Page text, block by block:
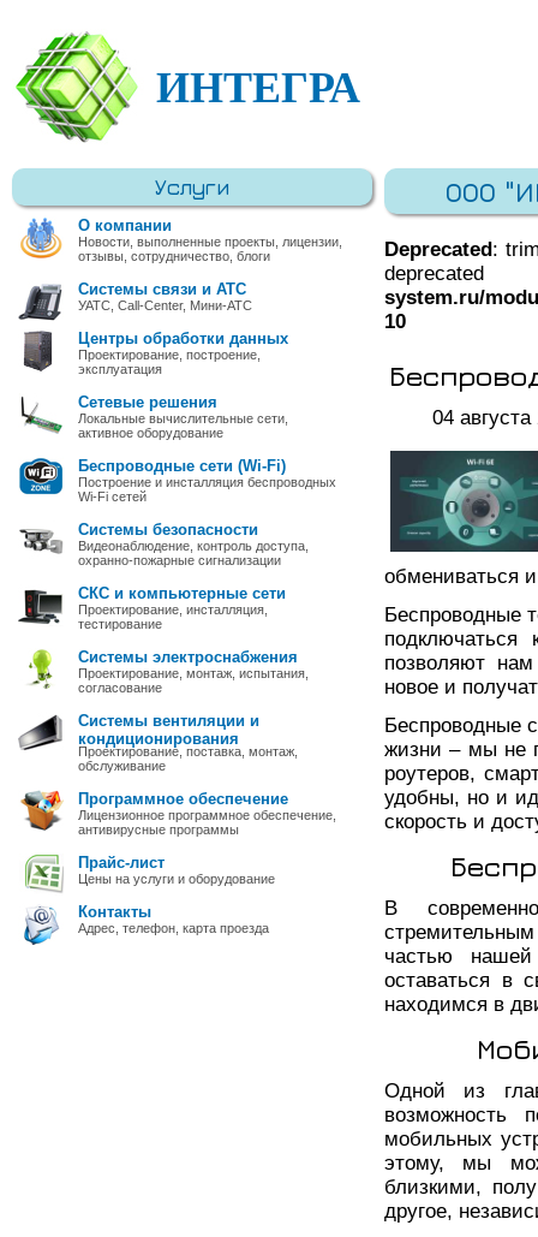
ИНТЕГРА
Услуги
О компании
Новости, выполненные проекты, лицензии,
отзывы, сотрудничество, блоги
Системы связи и АТС
УАТС, Call-Center, Мини-АТС
Центры обработки данных
Проектирование, построение,
эксплуатация
Сетевые решения
Локальные вычислительные сети,
активное оборудование
Беспроводные сети (Wi-Fi)
Построение и инсталляция беспроводных
Wi-Fi сетей
Системы безопасности
Видеонаблюдение, контроль доступа,
охранно-пожарные сигнализации
СКС и компьютерные сети
Проектирование, инсталляция,
тестирование
Системы электроснабжения
Проектирование, монтаж, испытания,
согласование
Системы вентиляции и
кондиционирования
Проектирование, поставка, монтаж,
обслуживание
Программное обеспечение
Лицензионное программное обеспечение,
антивирусные программы
Прайс-лист
Цены на услуги и оборудование
Контакты
Адрес, телефон, карта проезда
ООО
Deprecated:
system.ru/
10
04 августа
обмениваться
Беспроводные
позволяют
новое и
Беспроводные
жизни – мы не
роутеров,
удобны, но и
скорость и
В
частью
оставаться в
находимся в
Одной из
возможность
мобильных
этому, мы
близкими,
другое,